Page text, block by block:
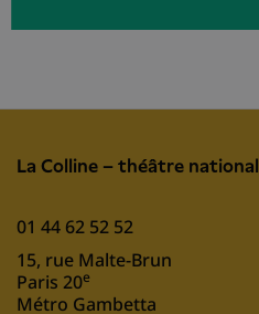
La Colline – théâtre national
01 44 62 52 52
15, rue Malte-Brun
Paris 20e
Métro Gambetta